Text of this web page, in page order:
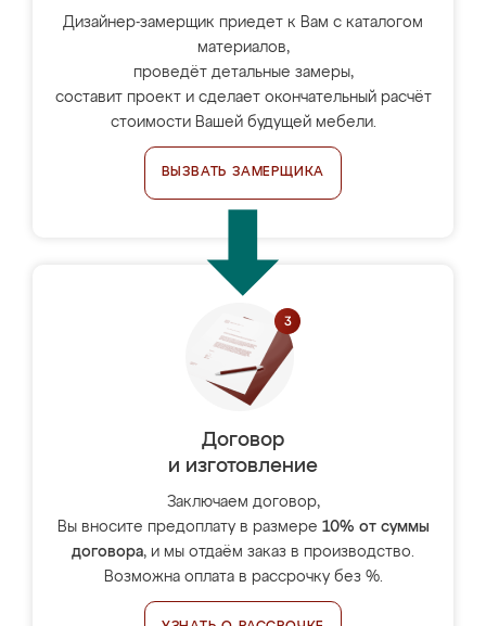
Дизайнер-замерщик приедет к Вам с каталогом
материалов,
проведёт детальные замеры,
составит проект и сделает окончательный расчёт
стоимости Вашей будущей мебели.
ВЫЗВАТЬ ЗАМЕРЩИКА
Договор
и изготовление
Заключаем договор,
Вы вносите предоплату в размере 10% от суммы
договора, и мы отдаём заказ в производство.
Возможна оплата в рассрочку без %.